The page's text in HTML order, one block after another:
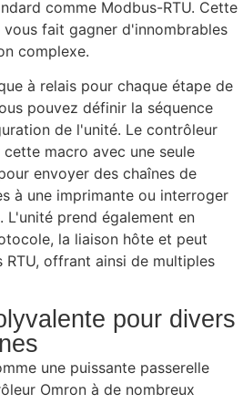
comme Modbus-RTU. Cette
fait gagner d'innombrables
complexe.
à relais pour chaque étape de
pouvez définir la séquence
de l'unité. Le contrôleur
macro avec une seule
envoyer des chaînes de
à une imprimante ou interroger
L'unité prend également en
la liaison hôte et peut
offrant ainsi de multiples
pour divers
une puissante passerelle
Omron à de nombreux